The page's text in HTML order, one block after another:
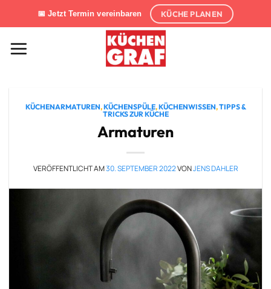
Inhalt
springen
📅 Jetzt Termin vereinbaren KÜCHE PLANEN
KÜCHENARMATUREN,KÜCHENSPÜLE,KÜCHENWISSEN,TIPPS &
TRICKS ZUR KÜCHE
Armaturen
VERÖFFENTLICHT AM30. SEPTEMBER 2022VONJENS DAHLER